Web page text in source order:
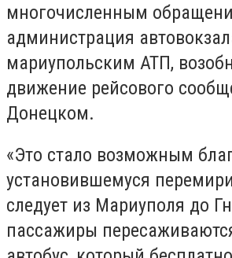
многочисленным
администрация
мариупольским АТП,
движение рейсового
Донецком.
«Это стало возможным
установившемуся
следует из Мариуполя до
пассажиры